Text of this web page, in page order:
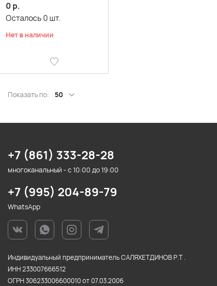
0 р.
Осталось 0 шт.
Нет в наличии
Показать по: 50
+7 (861) 333-28-28
многоканальный - с 10:00 до 19:00
+7 (995) 204-89-79
WhatsApp
Индивидуальный предприниматель САЛЯХЕТДИНОВ Р.Т .
ИНН 233007666512
ОГРН 306233006600010 от 07.03.2006